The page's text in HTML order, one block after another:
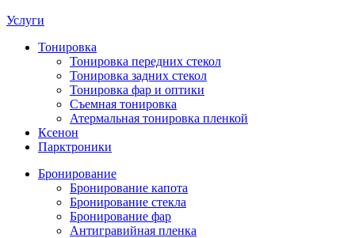
Услуги
Тонировка
Тонировка передних стекол
Тонировка задних стекол
Тонировка фар и оптики
Съемная тонировка
Атермальная тонировка пленкой
Ксенон
Парктроники
Бронирование
Бронирование капота
Бронирование стекла
Бронирование фар
Антигравийная пленка